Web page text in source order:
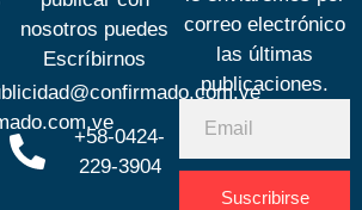
nosotros puedes
Escríbirnos
+58-0424-
229-3904
correo electrónico
las últimas
publicaciones.
Suscribirse